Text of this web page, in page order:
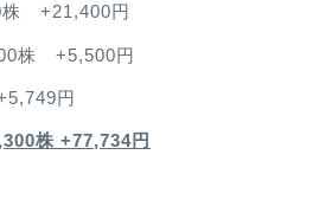
+21,400円
株 +5,500円
円
株 +77,734円